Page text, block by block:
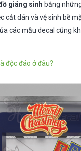
giáng sinh bằng
cắt dán và vệ sinh bề
các mẫu decal cũng
độc đáo ở đâu?